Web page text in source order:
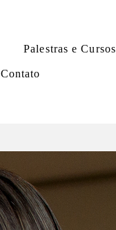
Palestras e Cursos
Contato